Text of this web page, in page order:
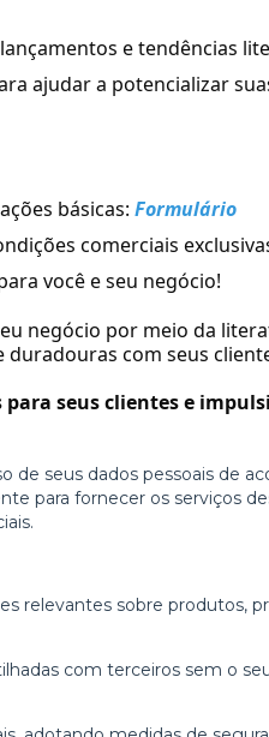
e tendências
ajudar a potencializar
básicas: Formulário
comerciais
você e seu negócio!
negócio por meio da
com seus
seus clientes e
seus dados pessoais de
para fornecer os serviços
relevantes sobre produtos,
com terceiros sem o